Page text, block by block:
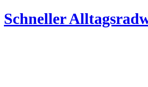
Schneller